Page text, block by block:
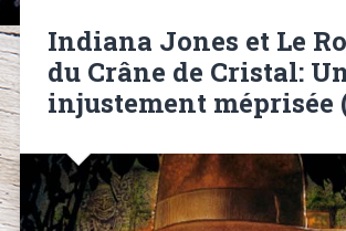
Indiana Jones et Le
du Crâne de Cristal:
injustement méprisée